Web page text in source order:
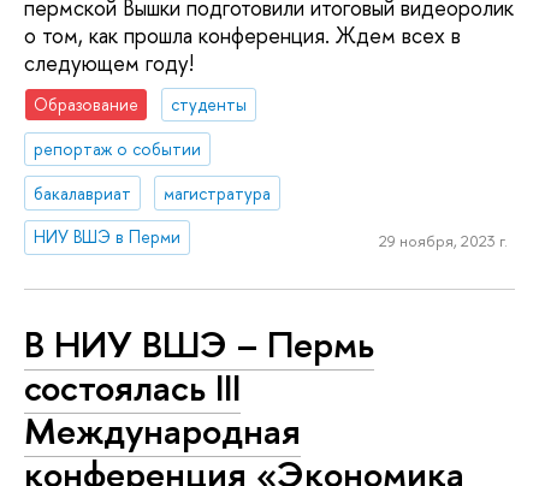
пермской Вышки подготовили итоговый видеоролик
о том, как прошла конференция. Ждем всех в
следующем году!
Образование
студенты
репортаж о событии
бакалавриат
магистратура
НИУ ВШЭ в Перми
29 ноября, 2023 г.
В НИУ ВШЭ – Пермь
состоялась III
Международная
конференция «Экономика